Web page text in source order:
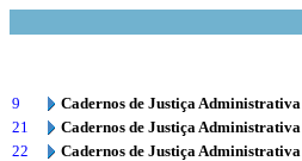
9
Cadernos de Justiça Administrativa
21
Cadernos de Justiça Administrativa
22
Cadernos de Justiça Administrativa